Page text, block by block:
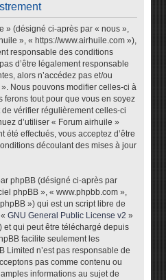
» (désigné ci-après par « nous »,
», « https://www.airhuile.com »),
responsable des conditions
d’être légalement responsable
alors n’accédez pas et/ou
Nous pouvons modifier celles-ci à
ferons tout pour que vous en soyez
vérifier régulièrement celles-ci
d’utiliser « Forum airhuile »
été effectués, vous acceptez d’être
découlant des mises à jour
phpBB (désigné ci-après par
phpBB », « www.phpbb.com »,
») qui est un script libre de
«GNU General Public License v2 »
et qui peut être téléchargé depuis
facilite seulement les
Limited n’est pas responsable de
pas comme contenu ou
informations au sujet de